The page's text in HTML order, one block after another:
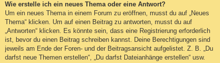
Wie erstelle ich ein neues Thema oder eine Antwort?
Um ein neues Thema in einem Forum zu eröffnen, musst du auf „Neues
Thema“ klicken. Um auf einen Beitrag zu antworten, musst du auf
„Antworten“ klicken. Es könnte sein, dass eine Registrierung erforderlich
ist, bevor du einen Beitrag schreiben kannst. Deine Berechtigungen sind
jeweils am Ende der Foren- und der Beitragsansicht aufgelistet. Z. B. „Du
darfst neue Themen erstellen“, „Du darfst Dateianhänge erstellen“ usw.